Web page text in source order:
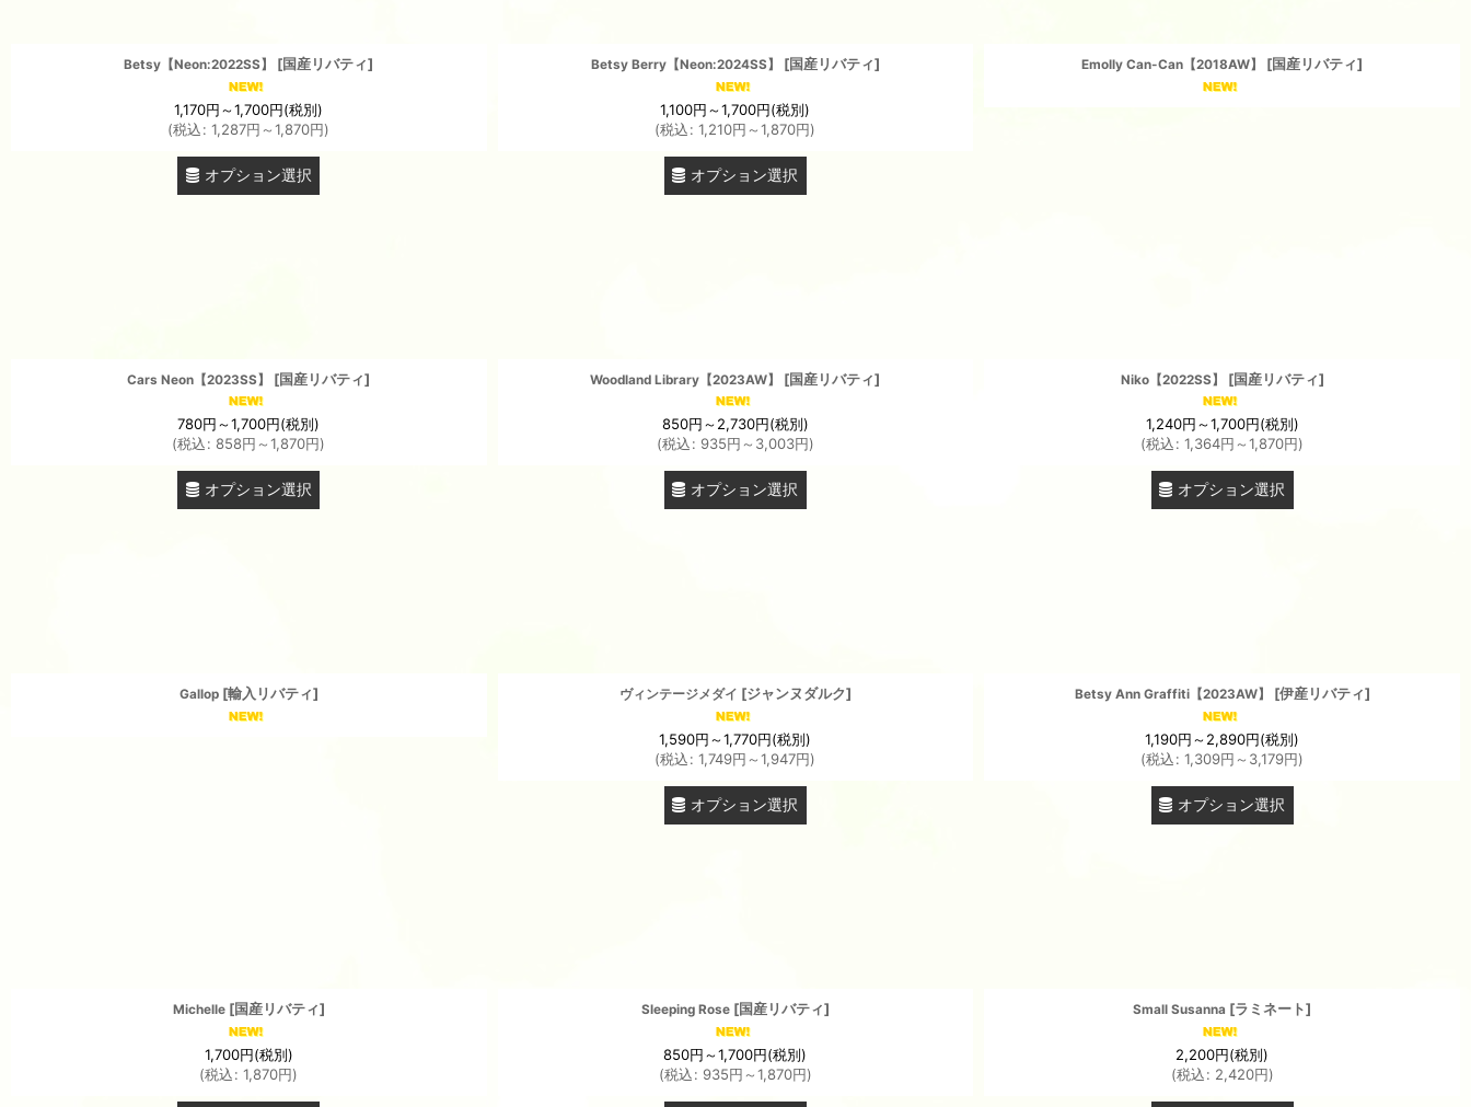
Betsy【Neon:2022SS】 [国産リバティ]
1,170円～1,700円(税別)
(税込: 1,287円 ～1,870円)
オプション選択
Betsy Berry【Neon:2024SS】 [国産リバティ]
1,100円～1,700円(税別)
(税込: 1,210円 ～1,870円)
オプション選択
Emolly Can-Can【2018AW】 [国産リバティ]
Cars Neon【2023SS】 [国産リバティ]
780円～1,700円(税別)
(税込: 858円 ～1,870円)
オプション選択
Woodland Library【2023AW】 [国産リバティ]
850円～2,730円(税別)
(税込: 935円 ～3,003円)
オプション選択
Niko【2022SS】 [国産リバティ]
1,240円～1,700円(税別)
(税込: 1,364円 ～1,870円)
オプション選択
Gallop [輸入リバティ] ヴィンテージメダイ [ジャンヌダルク]
1,590円～1,770円(税別)
(税込: 1,749円 ～1,947円)
オプション選択
Betsy Ann Graffiti【2023AW】 [伊産リバティ]
1,190円～2,890円(税別)
(税込: 1,309円 ～3,179円)
オプション選択
Michelle [国産リバティ]
1,700円(税別)
(税込: 1,870円)
Sleeping Rose [国産リバティ]
850円～1,700円(税別)
(税込: 935円 ～1,870円)
Small Susanna [ラミネート]
2,200円(税別)
(税込: 2,420円)